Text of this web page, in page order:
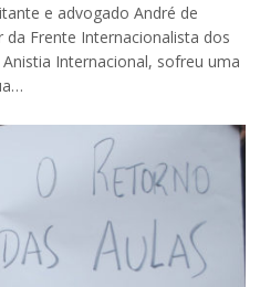
e advogado André de
Frente Internacionalista dos
Internacional, sofreu uma